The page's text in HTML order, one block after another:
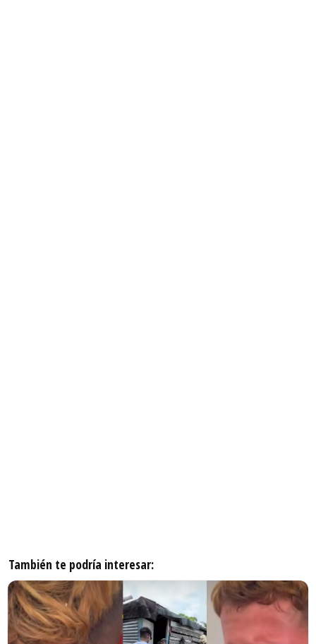
También te podría interesar: